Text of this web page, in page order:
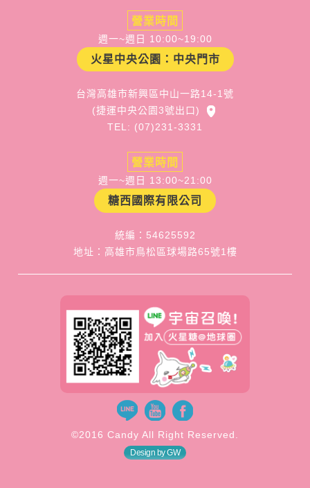
營業時間
週一~週日 10:00~19:00
火星中央公園：中央門市
台灣高雄市新興區中山一路14-1號
(捷運中央公園3號出口)
TEL: (07)231-3331
營業時間
週一~週日 13:00~21:00
糖西國際有限公司
統編：54625592
地址：高雄市鳥松區球場路65號1樓
©2016 Candy All Right Reserved.
Design by GW